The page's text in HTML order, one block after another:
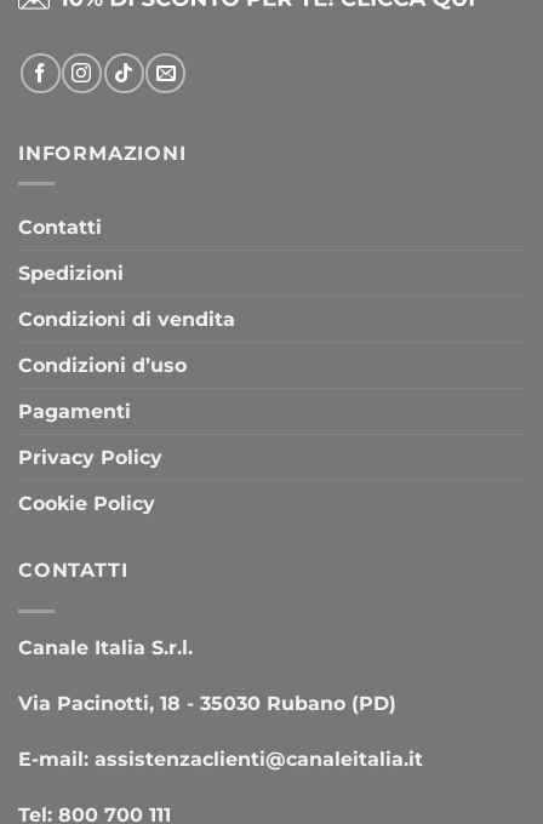
INFORMAZIONI
Contatti
Spedizioni
Condizioni di vendita
Condizioni d’uso
Pagamenti
Privacy Policy
Cookie Policy
CONTATTI
Canale Italia S.r.l.
Via Pacinotti, 18 - 35030 Rubano (PD)
E-mail: assistenzaclienti@canaleitalia.it
Tel: 800 700 111